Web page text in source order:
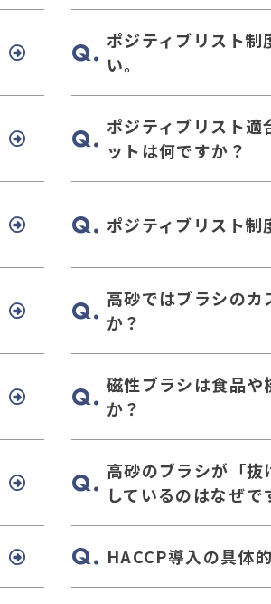
ポジティブリスト制
い。
ポジティブリスト適
ットは何ですか？
ポジティブリスト制
高砂ではブラシの
か？
磁性ブラシは食品や
か？
高砂のブラシが「
しているのはなぜで
HACCP導入の具体